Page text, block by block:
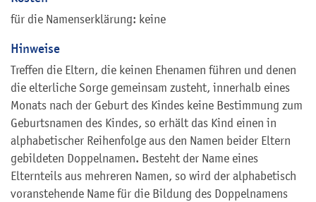
für die Namenserklärung: keine
Hinweise
Treffen die Eltern, die keinen Ehenamen führen und denen
die elterliche Sorge gemeinsam zusteht, innerhalb eines
Monats nach der Geburt des Kindes keine Bestimmung zum
Geburtsnamen des Kindes, so erhält das Kind einen in
alphabetischer Reihenfolge aus den Namen beider Eltern
gebildeten Doppelnamen. Besteht der Name eines
Elternteils aus mehreren Namen, so wird der alphabetisch
voranstehende Name für die Bildung des Doppelnamens